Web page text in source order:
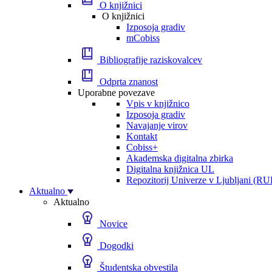
O knjižnici
O knjižnici
Izposoja gradiv
mCobiss
Bibliografije raziskovalcev
Odprta znanost
Uporabne povezave
Vpis v knjižnico
Izposoja gradiv
Navajanje virov
Kontakt
Cobiss+
Akademska digitalna zbirka
Digitalna knjižnica UL
Repozitorij Univerze v Ljubljani
Aktualno
Aktualno
Novice
Dogodki
Študentska obvestila